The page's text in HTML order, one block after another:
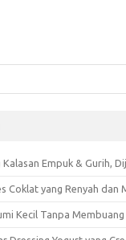
Empuk & Gurih,
Coklat yang Renyah dan
Kecil Tanpa